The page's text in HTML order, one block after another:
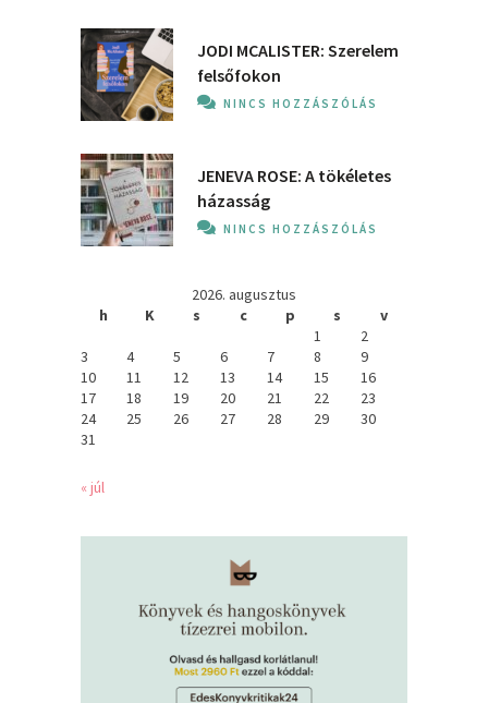
JODI MCALISTER: Szerelem
felsőfokon
NINCS HOZZÁSZÓLÁS
JENEVA ROSE: A ​tökéletes
házasság
NINCS HOZZÁSZÓLÁS
2026. augusztus
h
K s c p s
v
1
2
3
4 5 6 7 8
9
10
11 12 13 14 15
16
17
18 19 20 21 22
23
24
25 26 27 28 29
30
31
« júl